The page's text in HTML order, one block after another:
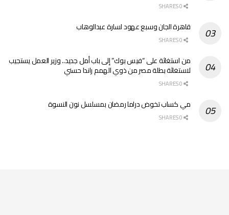
قاهرة الجان وسبع عهود لسارة عبدالوهاب
من استغاثة على “فيس بوك” إلى باب أمل جديد.. وزير العمل يستجيب
لاستغاثة بطلة مصر من ذوي الهمم راندا حسني
مي كساب تخوض دراما رمضان بمسلسل نون النسوة